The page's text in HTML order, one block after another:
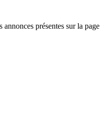
annonces présentes sur la